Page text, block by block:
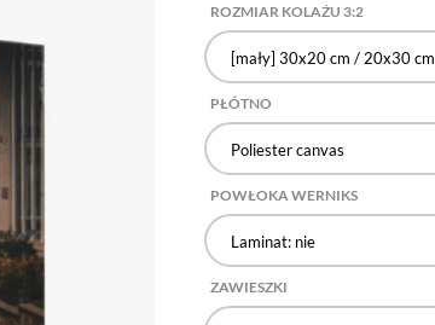
ROZMIAR KOLAŻU 3:2
[mały] 30x20 cm / 20x30 cm
PŁÓTNO
Poliester canvas
POWŁOKA WERNIKS
Laminat: nie
ZAWIESZKI